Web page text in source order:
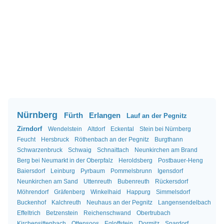
Nürnberg Fürth Erlangen
Lauf an der Pegnitz
Zirndorf
Wendelstein Altdorf Eckental
Stein bei Nürnberg
Feucht
Hersbruck Röthenbach an der Pegnitz
Burgthann
Schwarzenbruck
Schwaig Schnaittach
Neunkirchen am Brand
Berg bei Neumarkt in der Oberpfalz
Heroldsberg
Postbauer-Heng
Baiersdorf
Leinburg Pyrbaum Pommelsbrunn
Igensdorf
Neunkirchen am Sand
Uttenreuth Bubenreuth
Rückersdorf
Möhrendorf
Gräfenberg Winkelhaid Happurg
Simmelsdorf
Buckenhof
Kalchreuth Neuhaus an der Pegnitz
Langensendelbach
Effeltrich
Betzenstein Reichenschwand
Obertrubach